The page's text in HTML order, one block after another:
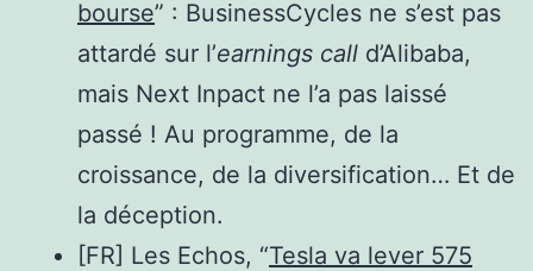
bourse” : BusinessCycles ne s’est pas
attardé sur l’earnings call d’Alibaba,
mais Next Inpact ne l’a pas laissé
passé ! Au programme, de la
croissance, de la diversification… Et de
la déception.
[FR] Les Echos, “Tesla va lever 575